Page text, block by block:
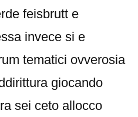
feisbrutt e
invece si e
tematici ovverosia
giocando
sei ceto allocco